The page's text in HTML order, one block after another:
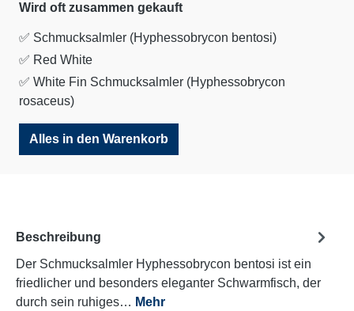
Wird oft zusammen gekauft
✅ Schmucksalmler (Hyphessobrycon bentosi)
✅ Red White
✅ White Fin Schmucksalmler (Hyphessobrycon
rosaceus)
Alles in den Warenkorb
Beschreibung
Der Schmucksalmler Hyphessobrycon bentosi ist ein
friedlicher und besonders eleganter Schwarmfisch, der
durch sein ruhiges… Mehr